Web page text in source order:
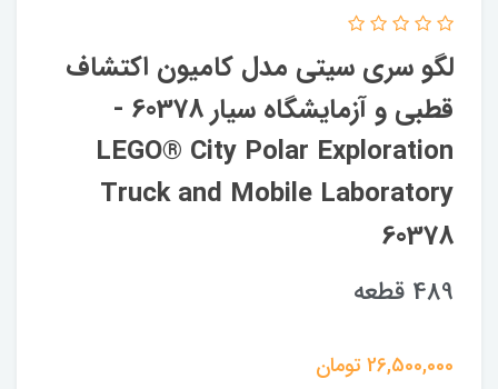
لگو سری سیتی مدل کامیون اکتشاف
قطبی و آزمایشگاه سیار 60378 -
LEGO® City Polar Exploration
Truck and Mobile Laboratory
60378
489 قطعه
26,500,000تومان